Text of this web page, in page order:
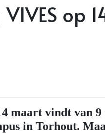
op
maart vindt van
in Torhout.